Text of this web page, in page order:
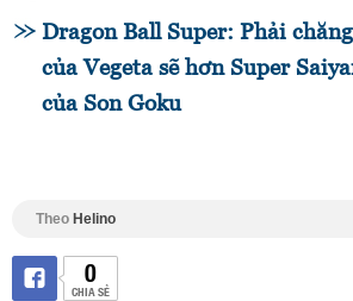
Dragon Ball Super: Phải
của Vegeta sẽ hơn Super
của Son Goku
Theo Helino
0
CHIA SẺ